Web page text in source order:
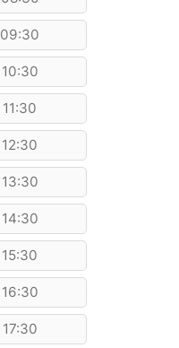
09:30
10:30
11:30
12:30
13:30
14:30
15:30
16:30
17:30